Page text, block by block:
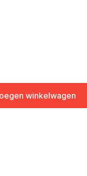
winkelwagen